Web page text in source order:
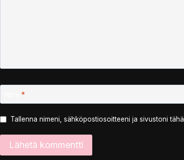
*
Tallenna nimeni, sähköpostiosoitteeni ja sivustoni